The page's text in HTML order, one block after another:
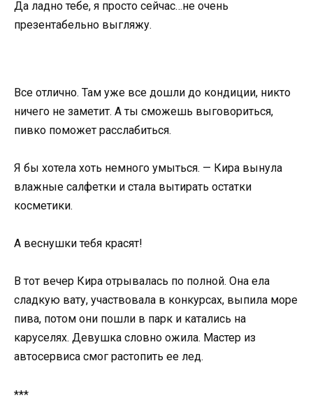
Да ладно тебе, я просто сейчас…не очень
презентабельно выгляжу.
Все отлично. Там уже все дошли до кондиции, никто
ничего не заметит. А ты сможешь выговориться,
пивко поможет расслабиться.
Я бы хотела хоть немного умыться. — Кира вынула
влажные салфетки и стала вытирать остатки
косметики.
А веснушки тебя красят!
В тот вечер Кира отрывалась по полной. Она ела
сладкую вату, участвовала в конкурсах, выпила море
пива, потом они пошли в парк и катались на
каруселях. Девушка словно ожила. Мастер из
автосервиса смог растопить ее лед.
***